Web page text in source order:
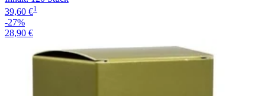
39,60 €1
-27%
28,90 €